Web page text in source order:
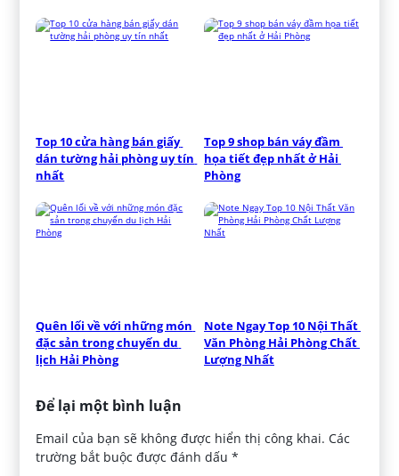
Top 10 cửa hàng bán giấy
dán tường hải phòng uy tín
nhất
Top 9 shop bán váy đầm
họa tiết đẹp nhất ở Hải
Phòng
Quên lối về với những món
đặc sản trong chuyến du
lịch Hải Phòng
Note Ngay Top 10 Nội Thất
Văn Phòng Hải Phòng Chất
Lượng Nhất
Để lại một bình luận
Email của bạn sẽ không được hiển thị công khai. Các
trường bắt buộc được đánh dấu*